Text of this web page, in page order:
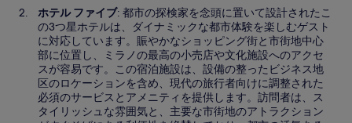
ホテル ファイブ: 都市の探検家を念頭に置いて設計されたこ
の3つ星ホテルは、ダイナミックな都市体験を楽しむゲスト
に対応しています。賑やかなショッピング街と市街地中心
部に位置し、ミラノの最高の小売店や文化施設へのアクセ
スが容易です。この宿泊施設は、設備の整ったビジネス地
区のロケーションを含め、現代の旅行者向けに調整された
必須のサービスとアメニティを提供します。訪問者は、ス
タイリッシュな雰囲気と、主要な市街地のアトラクション